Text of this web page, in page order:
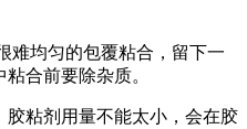
难均匀的包覆粘合，留下一
合前要除杂质。
粘剂用量不能太小，会在胶